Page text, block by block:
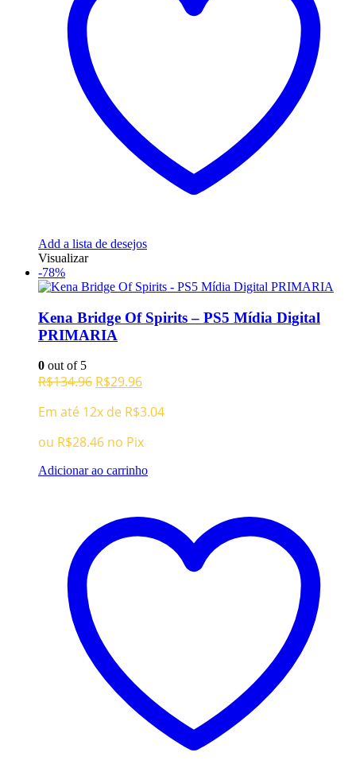
Add a lista de desejos
Visualizar
-78%
Kena Bridge Of Spirits – PS5 Mídia Digital
PRIMARIA
0 out of 5
R$134.96 O
original
era:
R$134.96.
R$29.96O
atual
R$29.96.
Em até 12x de R$3.04
ou R$28.46 no Pix
Adicionar ao carrinho